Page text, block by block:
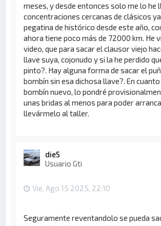
meses, y desde entonces solo me lo he
concentraciones cercanas de clásicos
pegatina de histórico desde este año,
ahora tiene poco más de 72000 km. He
video, que para sacar el clausor viejo
llave suya, cojonudo y si la he perdido
pinto?. Hay alguna forma de sacar el
bombín sin esa dichosa llave?. En cuanto
bombín nuevo, lo pondré
unas bridas al menos para poder
llevármelo al taller.
die5
Usuario Gti
Vie, Ago 15 2025, 22:10
Seguramente reventandolo se pueda